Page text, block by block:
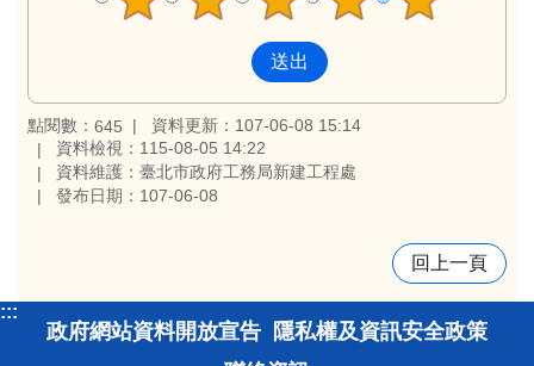
點閱數： 645
資料更新：107-06-08 15:14
資料檢視：115-08-05 14:22
資料維護：臺北市政府工務局新建工程處
發布日期：107-06-08
回上一頁
:::
政府網站資料開放宣告 隱私權及資訊安全政策